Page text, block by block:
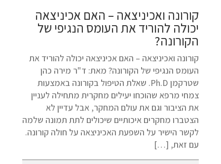
קורונה ואכיניצאה – האם אכיניצאה
יכולה להוריד את העומס הנגיפי של
הקורונה?
קורונה ואכיניצאה – האם אכיניצאה יכולה להוריד את
העומס הנגיפי של הקורונה? מאת: ד"ר מירה כהן
שטרקמן Ph.D. שאלת הטיפול בקורונה באמצעות
צמחי מרפא שהוכחו יעילים מחקרית מתחילה לעניין
את הציבור וגם את עולם המחקר, אבל עדיין לא
הצטברו מחקרים איכותיים שיכולים לתת תמונה שלמה
לקשר הישיר על השפעת האכיניצאה על חולה קורונה.
עם זאת, […]